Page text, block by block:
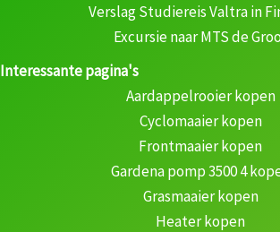
Verslag Studiereis Valtra in
Excursie naar MTS de
Interessante pagina's
Aardappelrooier kopen
Cyclomaaier kopen
Frontmaaier kopen
Gardena pomp 3500 4
Grasmaaier kopen
Heater kopen